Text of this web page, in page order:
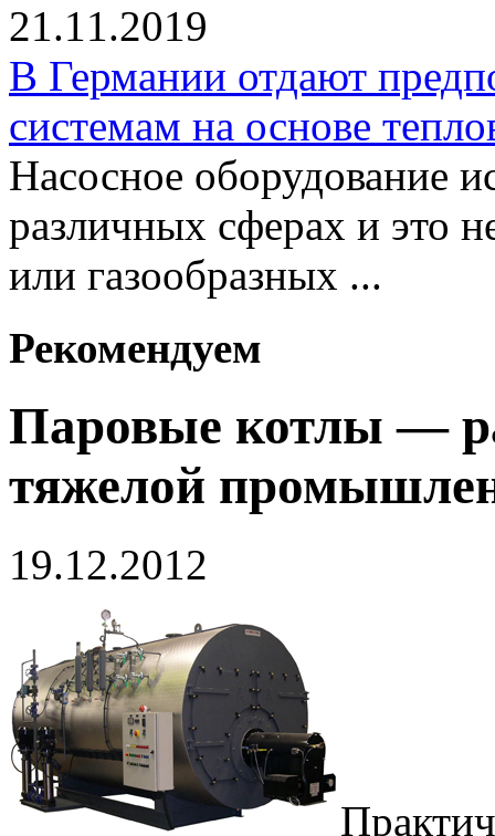
21.11.2019
В Германии отдают
системам на основе
Насосное оборудование
различных сферах и это
или газообразных ...
Рекомендуем
Паровые котлы —
тяжелой
19.12.2012